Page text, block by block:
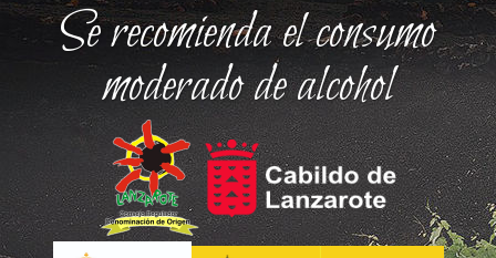
Se recomienda el consumo
moderado de alcohol